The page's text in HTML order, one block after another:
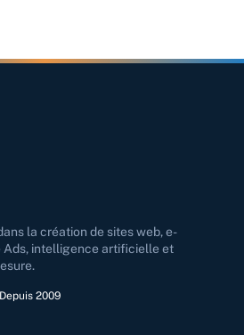
la création de sites web, e-
Ads, intelligence artificielle et
2009